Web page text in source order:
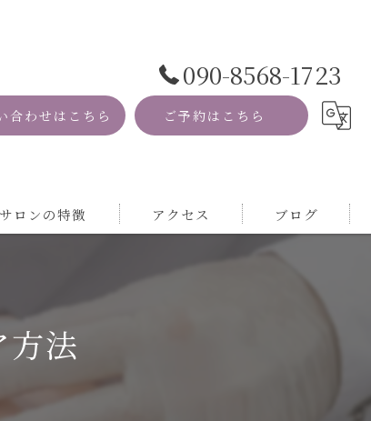
090-8568-1723
合わせはこちら ご予約はこちら
ロンの特徴 アクセス ブログ
方法